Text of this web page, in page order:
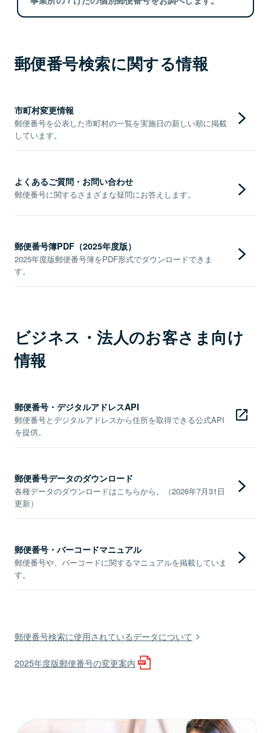
郵便番号検索に関する情報
市町村変更情報
郵便番号を公表した市町村の一覧を実施日の新しい順に掲載
しています。
よくあるご質問・お問い合わせ
郵便番号に関するさまざまな疑問にお答えします。
郵便番号簿PDF（2025年度版）
2025年度版郵便番号簿をPDF形式でダウンロードできま
す。
ビジネス・法人のお客さま向け
情報
郵便番号・デジタルアドレスAPI
郵便番号とデジタルアドレスから住所を取得できる公式API
を提供。
郵便番号データのダウンロード
各種データのダウンロードはこちらから。（2026年7月31日
更新）
郵便番号・バーコードマニュアル
郵便番号や、バーコードに関するマニュアルを掲載していま
す。
郵便番号検索に使用されているデータについて
2025年度版郵便番号の変更案内